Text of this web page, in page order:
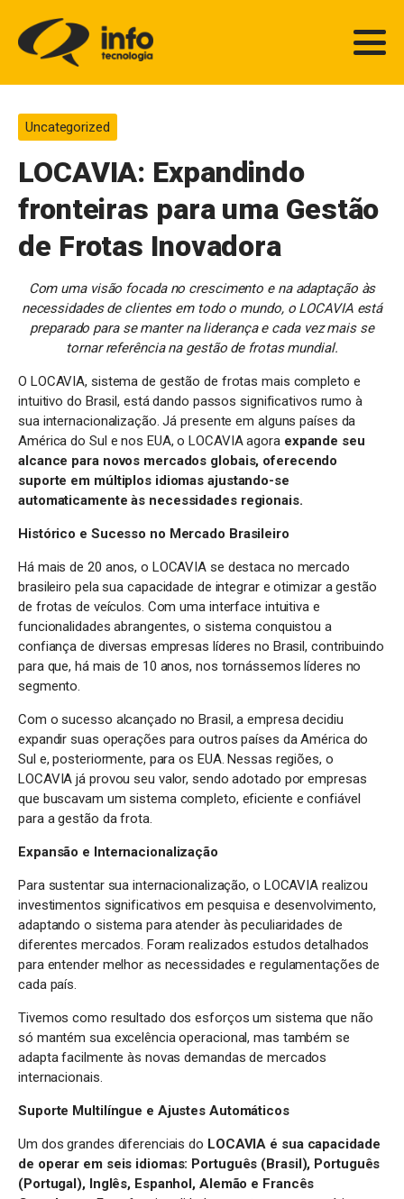
Uncategorized
LOCAVIA: Expandindo
fronteiras para uma Gestão
de Frotas Inovadora
Com uma visão focada no crescimento e na adaptação às
necessidades de clientes em todo o mundo, o LOCAVIA está
preparado para se manter na liderança e cada vez mais se
tornar referência na gestão de frotas mundial.
O LOCAVIA, sistema de gestão de frotas mais completo e
intuitivo do Brasil, está dando passos significativos rumo à
sua internacionalização. Já presente em alguns países da
América do Sul e nos EUA, o LOCAVIA agora expande seu
alcance para novos mercados globais, oferecendo
suporte em múltiplos idiomas ajustando-se
automaticamente às necessidades regionais.
Histórico e Sucesso no Mercado Brasileiro
Há mais de 20 anos, o LOCAVIA se destaca no mercado
brasileiro pela sua capacidade de integrar e otimizar a gestão
de frotas de veículos. Com uma interface intuitiva e
funcionalidades abrangentes, o sistema conquistou a
confiança de diversas empresas líderes no Brasil, contribuindo
para que, há mais de 10 anos, nos tornássemos líderes no
segmento.
Com o sucesso alcançado no Brasil, a empresa decidiu
expandir suas operações para outros países da América do
Sul e, posteriormente, para os EUA. Nessas regiões, o
LOCAVIA já provou seu valor, sendo adotado por empresas
que buscavam um sistema completo, eficiente e confiável
para a gestão da frota.
Expansão e Internacionalização
Para sustentar sua internacionalização, o LOCAVIA realizou
investimentos significativos em pesquisa e desenvolvimento,
adaptando o sistema para atender às peculiaridades de
diferentes mercados. Foram realizados estudos detalhados
para entender melhor as necessidades e regulamentações de
cada país.
Tivemos como resultado dos esforços um sistema que não
só mantém sua excelência operacional, mas também se
adapta facilmente às novas demandas de mercados
internacionais.
Suporte Multilíngue e Ajustes Automáticos
Um dos grandes diferenciais do LOCAVIA é sua capacidade
de operar em seis idiomas: Português (Brasil), Português
(Portugal), Inglês, Espanhol, Alemão e Francês